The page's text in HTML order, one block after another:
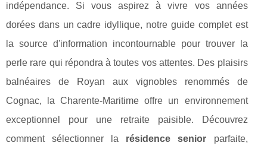
indépendance. Si vous aspirez à vivre vos années
dorées dans un cadre idyllique, notre guide complet est
la source d'information incontournable pour trouver la
perle rare qui répondra à toutes vos attentes. Des plaisirs
balnéaires de Royan aux vignobles renommés de
Cognac, la Charente-Maritime offre un environnement
exceptionnel pour une retraite paisible. Découvrez
comment sélectionner la résidence senior parfaite,